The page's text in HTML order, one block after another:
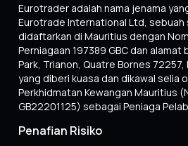
Eurotrader adalah nama jenama
Eurotrade International Ltd, sebuah
didaftarkan di Mauritius dengan
Perniagaan 197389 GBC dan
Park, Trianon, Quatre Bornes 72257,
yang diberi kuasa dan dikawal selia
Perkhidmatan Kewangan Mauritius
GB22201125) sebagai Peniaga
Penafian Risiko